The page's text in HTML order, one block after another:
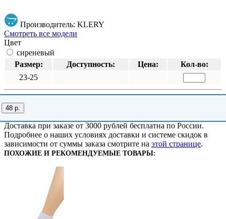
Производитель: KLERY
Смотреть все модели
Цвет
сиреневый
Размер:
Доступность: Цена:
Кол-во:
23-25
48 р.
Доставка при заказе от 3000 рублей бесплатна по России.
Подробнее о наших условиях доставки и системе скидок в
зависимости от суммы заказа смотрите на этой странице.
ПОХОЖИЕ И РЕКОМЕНДУЕМЫЕ ТОВАРЫ: